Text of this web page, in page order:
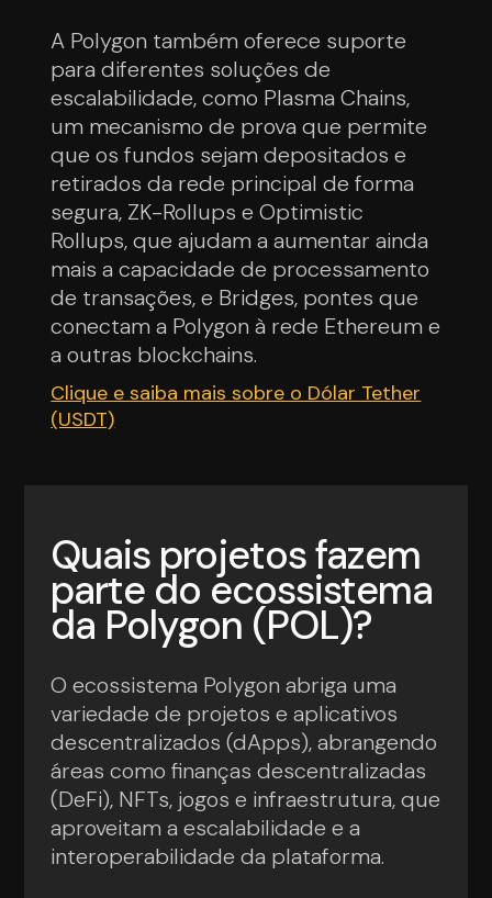
A Polygon também oferece suporte
para diferentes soluções de
escalabilidade, como Plasma Chains,
um mecanismo de prova que permite
que os fundos sejam depositados e
retirados da rede principal de forma
segura, ZK-Rollups e Optimistic
Rollups, que ajudam a aumentar ainda
mais a capacidade de processamento
de transações, e Bridges, pontes que
conectam a Polygon à rede Ethereum e
a outras blockchains.
Clique e saiba mais sobre o Dólar Tether
(USDT)
Quais projetos fazem
parte do ecossistema
da Polygon (POL)?
O ecossistema Polygon abriga uma
variedade de projetos e aplicativos
descentralizados (dApps), abrangendo
áreas como finanças descentralizadas
(DeFi), NFTs, jogos e infraestrutura, que
aproveitam a escalabilidade e a
interoperabilidade da plataforma.